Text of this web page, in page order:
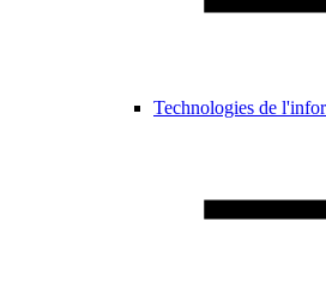
Technologies de